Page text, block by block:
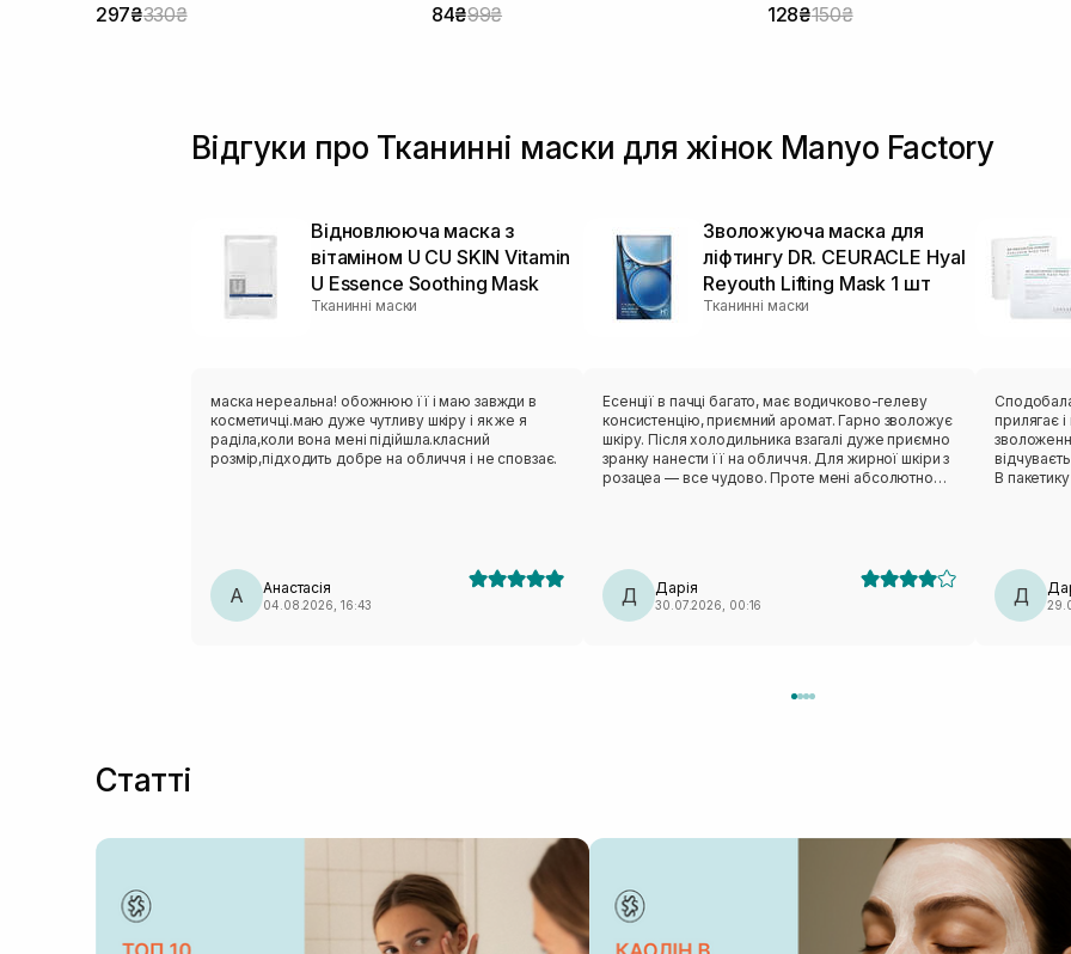
297₴330₴ 84₴99₴ 128₴150₴
Відгуки про Тканинні маски для жінок Manyo Factory
Відновлююча маска з
вітаміном U CU SKIN Vitamin
U Essence Soothing Mask
Тканинні маски
маска нереальна! обожнюю її і маю завжди в
косметичці.маю дуже чутливу шкіру і як же я
раділа,коли вона мені підійшла.класний
розмір,підходить добре на обличчя і не сповзає.
А Анастасія
04.08.2026, 16:43
Зволожуюча маска для
ліфтингу DR. CEURACLE Hyal
Reyouth Lifting Mask 1 шт
Тканинні маски
Есенції в пачці багато, має водичково-гелеву
консистенцію, приємний аромат. Гарно зволожує
шкіру. Після холодильника взагалі дуже приємно
зранку нанести її на обличчя. Для жирної шкіри з
розацеа — все чудово. Проте мені абсолютно
вдруге не повторю (лише через лекало).
Д Дарія
30.07.2026, 00:16
Сподобалася ця
прилягає і
В
класна
Д
Статті